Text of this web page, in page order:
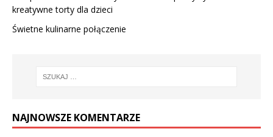
kreatywne torty dla dzieci
Świetne kulinarne połączenie
NAJNOWSZE KOMENTARZE